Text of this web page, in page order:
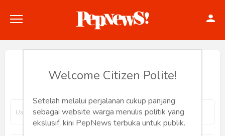
Politik
Hey, Welcome back.
Welcome Citizen Polite!
Setelah melalui perjalanan cukup panjang
sebagai website warga menulis politik yang
ekslusif, kini PepNews terbuka untuk publik.